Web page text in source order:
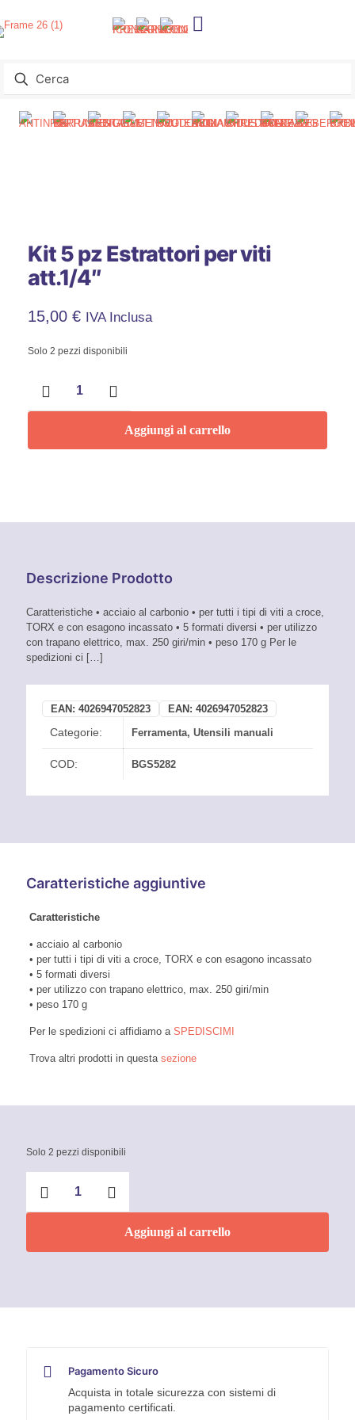
Kit 5 pz Estrattori per viti
att.1/4″
15,00 € IVA Inclusa
Solo 2 pezzi disponibili
pz
viti
Aggiungi al carrello
Descrizione Prodotto
Caratteristiche • acciaio al carbonio • per tutti i tipi di viti a croce,
TORX e con esagono incassato • 5 formati diversi • per utilizzo
con trapano elettrico, max. 250 giri/min • peso 170 g Per le
spedizioni ci […]
EAN: 4026947052823 EAN: 4026947052823
Categorie: Ferramenta, Utensili manuali
COD: BGS5282
Caratteristiche aggiuntive
Caratteristiche
• acciaio al carbonio
• per tutti i tipi di viti a croce, TORX e con esagono incassato
• 5 formati diversi
• per utilizzo con trapano elettrico, max. 250 giri/min
• peso 170 g
Per le spedizioni ci affidiamo a SPEDISCIMI
Trova altri prodotti in questa sezione
Solo 2 pezzi disponibili
pz
viti
Aggiungi al carrello
Pagamento Sicuro
Acquista in totale sicurezza con sistemi di
pagamento certificati.